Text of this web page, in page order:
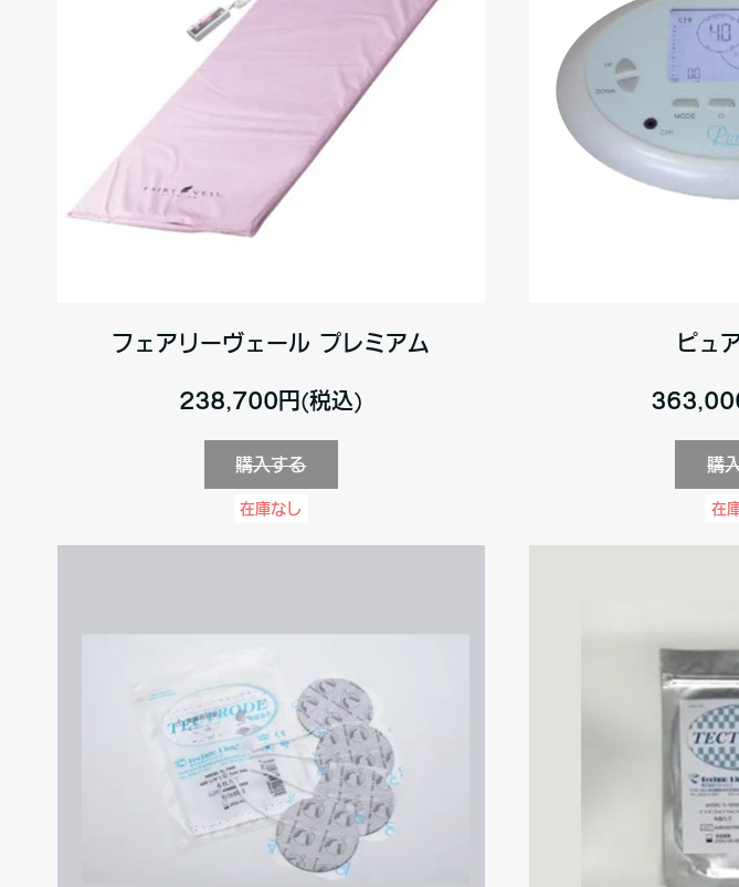
フェアリーヴェール プレミアム
238,700円(税込)
購入する
在庫なし
ピュ
購
在